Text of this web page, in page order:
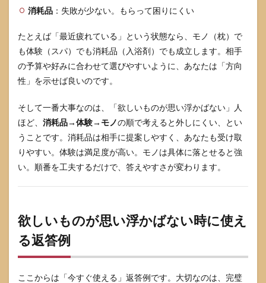
消耗品 ：失敗が少ない。もらって困りにくい
たとえば「最近疲れている」という状態なら、モノ（枕）で
も体験（スパ）でも消耗品（入浴剤）でも成立します。相手
の予算や好みに合わせて選びやすいように、あなたは「方向
性」を示せば良いのです。
そして一番大事なのは、「欲しいものが思い浮かばない」人
ほど、 消耗品→体験→モノの順で考えると外しにくい、とい
うことです。消耗品は相手に提案しやすく、あなたも受け取
りやすい。体験は満足度が高い。モノは具体に落とせると強
い。順番を工夫するだけで、答えやすさが変わります。
欲しいものが思い浮かばない時に使え
る返答例
ここからは「今すぐ使える」返答例です。大切なのは、完璧